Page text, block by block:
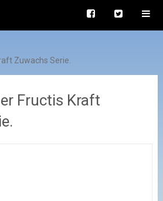
Zuwachs Serie.
Fructis Kraft